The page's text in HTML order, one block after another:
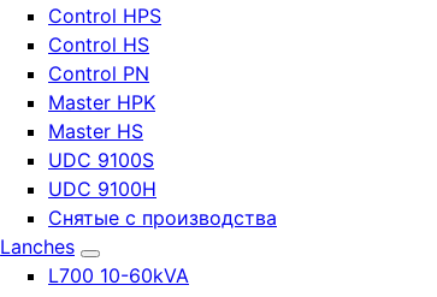
Control HPS
Control HS
Control PN
Master HPK
Master HS
UDC 9100S
UDC 9100H
Снятые с производства
Lanches
L700 10-60kVA